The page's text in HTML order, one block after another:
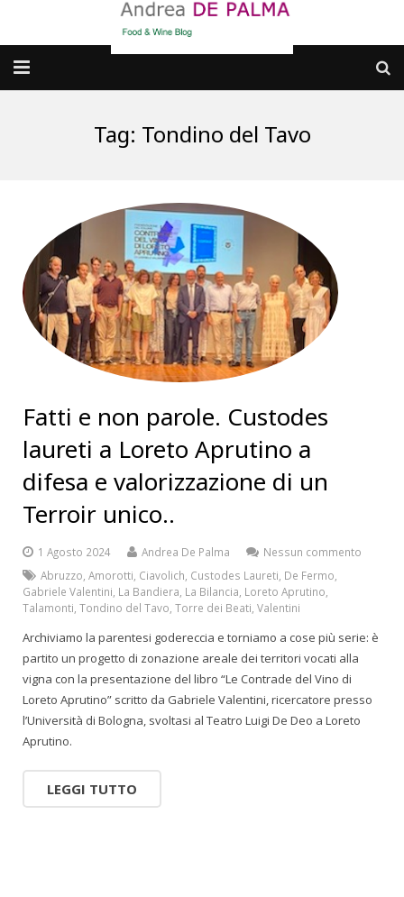
dove MANGIARE
cosa CUCINARE
dove ANDARE
Punti di vista e approfondimenti
Tag: Tondino del Tavo
Fatti e non parole. Custodes
laureti a Loreto Aprutino a
difesa e valorizzazione di un
Terroir unico..
1 Agosto 2024 Andrea De Palma
Nessun commento
Abruzzo, Amorotti, Ciavolich, Custodes Laureti, De Fermo,
Gabriele Valentini, La Bandiera, La Bilancia, Loreto Aprutino,
Talamonti, Tondino del Tavo, Torre dei Beati, Valentini
Archiviamo la parentesi godereccia e torniamo a cose più serie: è
partito un progetto di zonazione areale dei territori vocati alla
vigna con la presentazione del libro “Le Contrade del Vino di
Loreto Aprutino” scritto da Gabriele Valentini, ricercatore presso
l’Università di Bologna, svoltasi al Teatro Luigi De Deo a Loreto
Aprutino.
LEGGI TUTTO